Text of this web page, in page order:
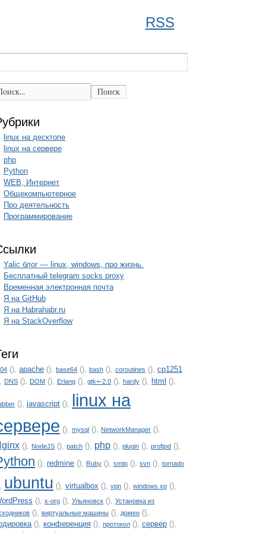
RSS
Поиск
linux на десктопе
linux на сервере
php
Python
WEB, Интернет
Общекомпьютерное
Про деятельность
Программирование
Yalic блог — linux, windows, про жизнь.
Бесплатный telegram socks proxy
Временная электронная почта
Я на GitHub
Я на Habrahabr.ru
Я на StackOverflow
(),apache (),base64 (),bash (),coroutines (),cp1251
DNS (), DOM (), Erlang (),gtk+-2.0 (),hardy (), html (),
(),javascript (), linux на
(),mysql (), NetworkManager (),
(), NodeJS (),patch (), php (),plugin (),proftpd (),
(),redmine (), Ruby (),smtp (),svn (),tornado
ubuntu (),virtualbox (),vpn (),windows xp (),
(),x-org (),Ульяновск (),Установка из
(),виртуальные машины (),домен (),
(),конференция (),протокол (),сервер (),